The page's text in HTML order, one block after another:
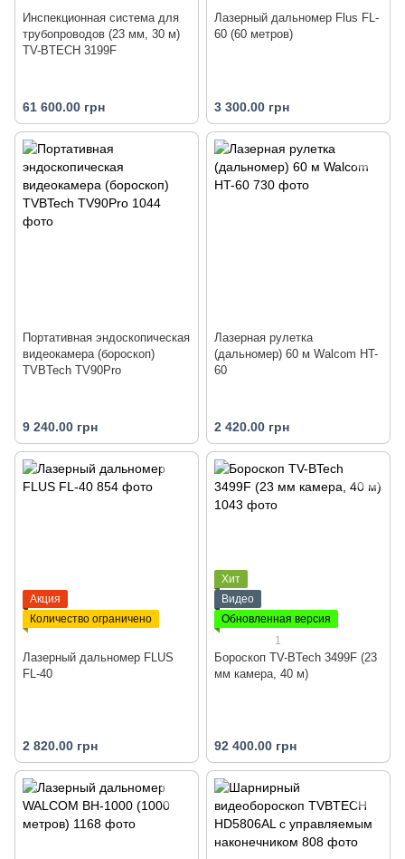
Инспекционная система для
трубопроводов (23 мм, 30 м)
TV-BTECH 3199F
61 600.00 грн
Лазерный дальномер Flus FL-
60 (60 метров)
3 300.00 грн
Портативная эндоскопическая
видеокамера (бороскоп)
TVBTech TV90Pro
9 240.00 грн
Лазерная рулетка
(дальномер) 60 м Walcom HT-
60
2 420.00 грн
Акция
Количество ограничено
Лазерный дальномер FLUS
FL-40
2 820.00 грн
Хит
Видео
Обновленная версия
1
Бороскоп TV-BTech 3499F (23
мм камера, 40 м)
92 400.00 грн